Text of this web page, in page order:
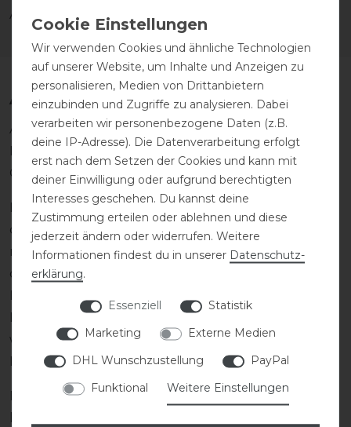
Amerigo Sättel.
Amerigo Sättel und Lederprodukte
Amerigo verfolgt stets das Ziel, erhöhte
Leistungsfähigkeit und langfristige
Gesunderhaltung zu fördern.
Ein Amerigo Sattel platziert das Reitergewicht auf
dem Pferderücken so, dass es so angenehm wie
möglich für das Pferd ist. So kann das Pferd leichter
den Rücken aufwölben und über die
Dehnungshaltung in die Versammlung gelangen.
Das oberste Ziel des Reitsports, die Losgelassenheit,
wird gefördert. Die Lederpflege ist speziell auf der
Leder der Produkte abgestimmt.
Du möchtest Deinen Amerigo Sattel anpassen
Wir verwenden Cookies und ähnliche Technologien
auf unserer Website, um Inhalte und Anzeigen zu
personalisieren, Medien von Drittanbietern
einzubinden und Zugriffe zu analysieren. Dabei
verarbeiten wir personenbezogene Daten (z.B.
deine IP-Adresse). Die Datenverarbeitung erfolgt
erst nach dem Setzen der Cookies und kann mit
deiner Einwilligung oder aufgrund berechtigten
Interesses geschehen. Du kannst deine
Zustimmung erteilen oder ablehnen und diese
jederzeit ändern oder widerrufen. Weitere
Informationen findest du in unserer Daten­schutz­
erklärung.
Essenziell
Statistik
Marketing
Externe Medien
DHL Wunschzustellung
PayPal
Funktional
Weitere Einstellungen